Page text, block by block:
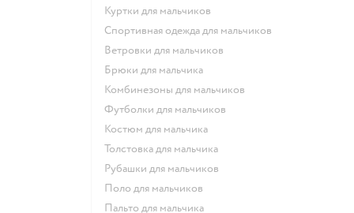
Куртки для мальчиков
Спортивная одежда для мальчиков
Ветровки для мальчиков
Брюки для мальчика
Комбинезоны для мальчиков
Футболки для мальчиков
Костюм для мальчика
Толстовка для мальчика
Рубашки для мальчиков
Поло для мальчиков
Пальто для мальчика